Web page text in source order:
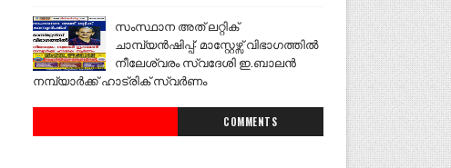
സംസ്ഥാന അത് ലറ്റിക്
ചാമ്പ്യൻഷിപ്പ്: മാസ്റ്റേഴ്സ് വിഭാഗത്തിൽ
നീലേശ്വരം സ്വദേശി ഇ.ബാലൻ
നമ്പ്യാർക്ക് ഹാട്രിക് സ്വർണം
COMMENTS